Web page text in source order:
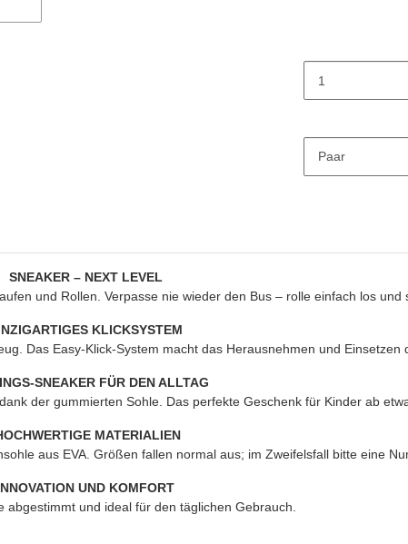
Paar
SNEAKER – NEXT LEVEL
und Rollen. Verpasse nie wieder den Bus – rolle einfach los und
KLICKSYSTEM
Das Easy-Klick-System macht das Herausnehmen und Einsetzen
SNEAKER FÜR DEN ALLTAG
der gummierten Sohle. Das perfekte Geschenk für Kinder ab
MATERIALIEN
aus EVA. Größen fallen normal aus; im Zweifelsfall bitte eine
UND KOMFORT
abgestimmt und ideal für den täglichen Gebrauch.